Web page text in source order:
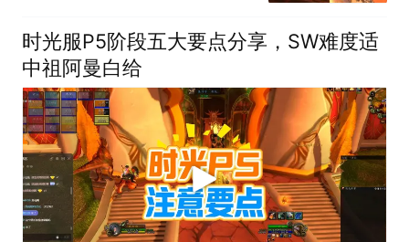
时光服P5阶段五大要点分享，SW难度适
中祖阿曼白给